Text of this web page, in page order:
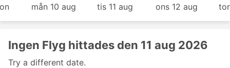
mån 10 aug tis 11 aug ons 12 aug
Ingen Flyg hittades den 11 aug 2026
Try a different date.